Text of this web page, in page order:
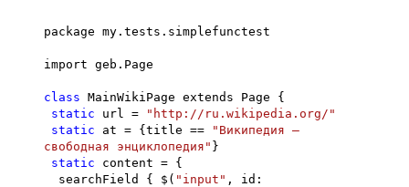
package my.tests.simplefunctest
import geb.Page
class MainWikiPage extends Page {
static url =
"http://ru.wikipedia.org/"
static at = {title ==
"Википедия —
свободная энциклопедия" }
static content = {
searchField { $( "input" , id: